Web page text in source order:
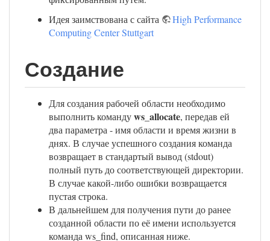
Идея заимствована с сайта
High Performance
Computing Center Stuttgart
Создание
Для создания рабочей области необходимо
выполнить командуws_allocate, передав ей
два параметра - имя области и время жизни в
днях. В случае успешного создания команда
возвращает в стандартый вывод (stdout)
полный путь до соответствующей директории.
В случае какой-либо ошибки возвращается
пустая строка.
В дальнейшем для получения пути до ранее
созданной области по её имени используется
команда ws_find, описанная ниже.